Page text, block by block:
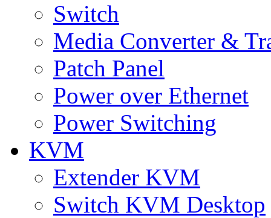
Switch
Media Converter &
Patch Panel
Power over Ethernet
Power Switching
KVM
Extender KVM
Switch KVM Desktop